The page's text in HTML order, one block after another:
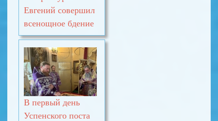
Евгений совершил
всенощное бдение
В первый день
Успенского поста